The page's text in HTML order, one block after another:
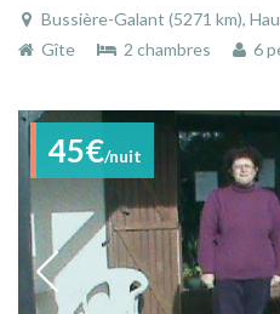
Bussière-Galant (5271 km), Haute-
Gîte
2 chambres 6
45€/nuit